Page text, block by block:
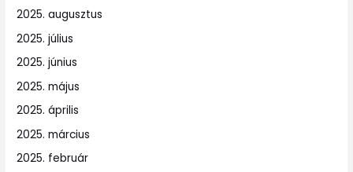
2025. augusztus
2025. július
2025. június
2025. május
2025. április
2025. március
2025. február